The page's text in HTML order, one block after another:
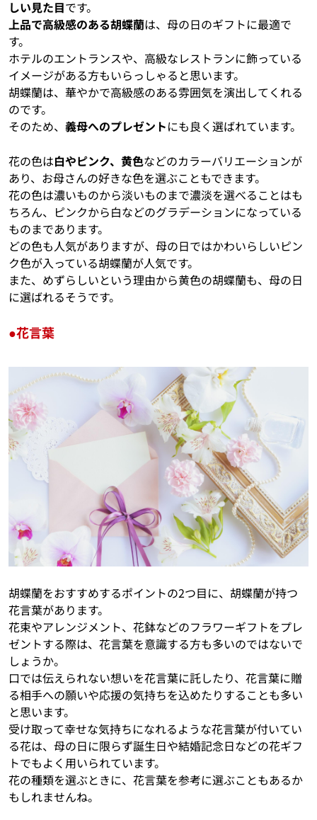
しい見た目です。
上品で高級感のある胡蝶蘭は、母の日のギフトに最適で
す。
ホテルのエントランスや、高級なレストランに飾っている
イメージがある方もいらっしゃると思います。
胡蝶蘭は、華やかで高級感のある雰囲気を演出してくれる
のです。
そのため、義母へのプレゼントにも良く選ばれています。
花の色は白やピンク、黄色などのカラーバリエーションが
あり、お母さんの好きな色を選ぶこともできます。
花の色は濃いものから淡いものまで濃淡を選べることはも
ちろん、ピンクから白などのグラデーションになっている
ものまであります。
どの色も人気がありますが、母の日ではかわいらしいピン
ク色が入っている胡蝶蘭が人気です。
また、めずらしいという理由から黄色の胡蝶蘭も、母の日
に選ばれるそうです。
●花言葉
胡蝶蘭をおすすめするポイントの2つ目に、胡蝶蘭が持つ
花言葉があります。
花束やアレンジメント、花鉢などのフラワーギフトをプレ
ゼントする際は、花言葉を意識する方も多いのではないで
しょうか。
口では伝えられない想いを花言葉に託したり、花言葉に贈
る相手への願いや応援の気持ちを込めたりすることも多い
と思います。
受け取って幸せな気持ちになれるような花言葉が付いてい
る花は、母の日に限らず誕生日や結婚記念日などの花ギフ
トでもよく用いられています。
花の種類を選ぶときに、花言葉を参考に選ぶこともあるか
もしれませんね。